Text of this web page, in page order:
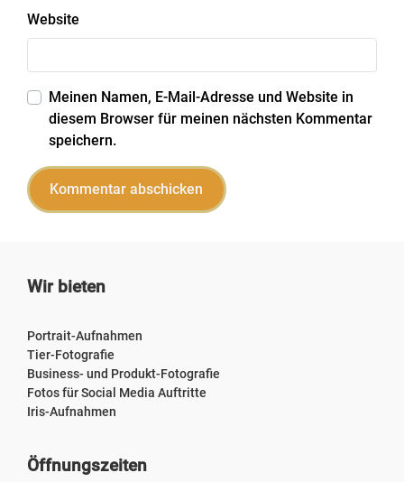
Website
Meinen Namen, E-Mail-Adresse und Website in
diesem Browser für meinen nächsten Kommentar
speichern.
Wir bieten
Portrait-Aufnahmen
Tier-Fotografie
Business- und Produkt-Fotografie
Fotos für Social Media Auftritte
Iris-Aufnahmen
Öffnungszeiten